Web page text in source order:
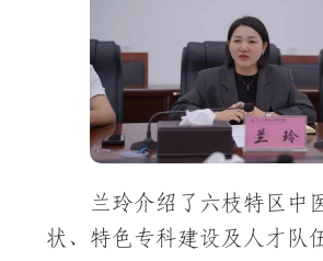
兰玲介绍了六枝特区中
状、特色专科建设及人才队